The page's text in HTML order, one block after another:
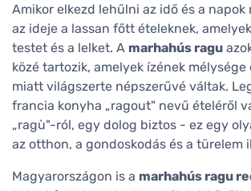
Amikor elkezd lehűlni az idő és a
az ideje a lassan főtt ételeknek,
testet és a lelket. A marhahús ragu
közé tartozik, amelyek ízének
miatt világszerte népszerűvé váltak.
francia konyha „ragout" nevű ételéről
„ragù"-ról, egy dolog biztos - ez egy
az otthon, a gondoskodás és a türelem
Magyarországon is a marhahús ragu